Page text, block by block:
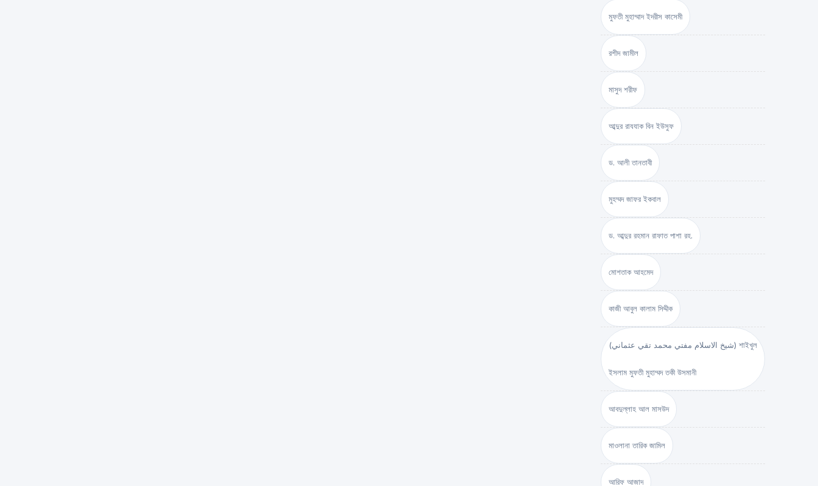
মুফতী মুহাম্মাদ ইদরীস কাসেমী
রশীদ জামীল
মাসুদ শরীফ
আব্দুর রাযযাক বিন ইউসুফ
ড. আলী তানতাবী
মুহম্মদ জাফর ইকবাল
ড. আব্দুর রহমান রাফাত পাশা রহ.
মোশতাক আহমেদ
কাজী আবুল কালাম সিদ্দীক
(شيخ الاسلام مفتي محمد تقي عثماني) শাইখুল
ইসলাম মুফতী মুহাম্মদ তকী উসমানী
আবদুল্লাহ আল মাসউদ
মাওলানা তারিক জামিল
আরিফ আজাদ